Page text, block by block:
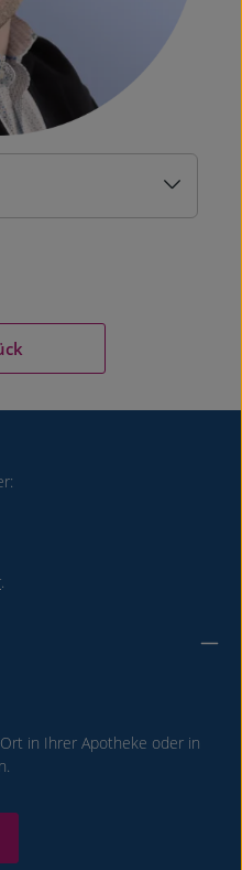
.
in Ihrer Apotheke oder in